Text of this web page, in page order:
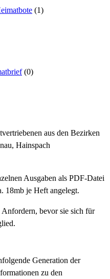
(1)
(0)
aus den Bezirken
Hainspach
Ausgaben als PDF-Datei
18mb je Heft angelegt.
Anfordern, bevor sie sich für
Generation der
zu den